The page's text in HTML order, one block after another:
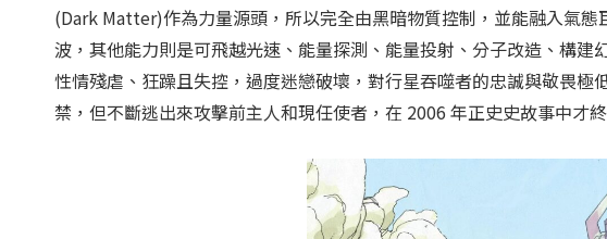
(Dark Matter)作為力量源頭，所以完全由黑暗物質控制，並能融入氣
波，其他能力則是可飛越光速、能量探測、能量投射、分子改造、構建
性情殘虐、狂躁且失控，過度迷戀破壞，對行星吞噬者的忠誠與敬畏
禁，但不斷逃出來攻擊前主人和現任使者，在 2006 年正史史故事中才